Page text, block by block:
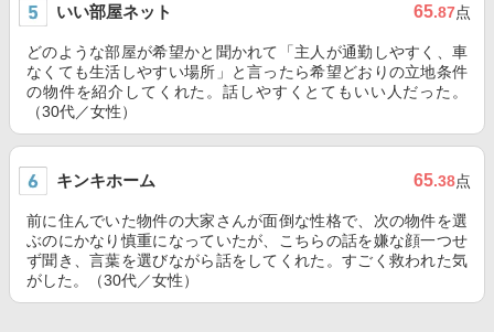
いい部屋ネット 65.87点
どのような部屋が希望かと聞かれて「主人が通勤しやすく、車
なくても生活しやすい場所」と言ったら希望どおりの立地条件
の物件を紹介してくれた。話しやすくとてもいい人だった。
（30代／女性）
キンキホーム 65.38点
前に住んでいた物件の大家さんが面倒な性格で、次の物件を選
ぶのにかなり慎重になっていたが、こちらの話を嫌な顔一つせ
ず聞き、言葉を選びながら話をしてくれた。すごく救われた気
がした。（30代／女性）